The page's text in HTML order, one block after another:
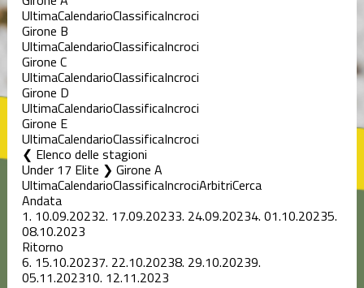
UltimaCalendarioClassificaIncroci
Girone B
UltimaCalendarioClassificaIncroci
Girone C
UltimaCalendarioClassificaIncroci
Girone D
UltimaCalendarioClassificaIncroci
Girone E
UltimaCalendarioClassificaIncroci
Elenco delle stagioni
Under 17 Elite ❯ Girone A
UltimaCalendarioClassificaIncrociArbitriCerca
Andata
1. 10.09.20232. 17.09.20233. 24.09.20234. 01.10.20235.
08.10.2023
Ritorno
6. 15.10.20237. 22.10.20238. 29.10.20239.
05.11.202310. 12.11.2023